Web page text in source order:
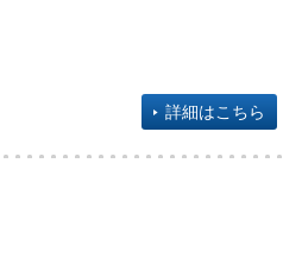
詳細はこちら